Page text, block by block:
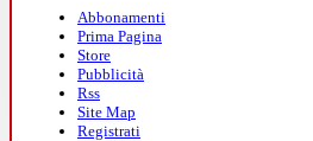
Abbonamenti
Prima Pagina
Store
Pubblicità
Rss
Site Map
Registrati